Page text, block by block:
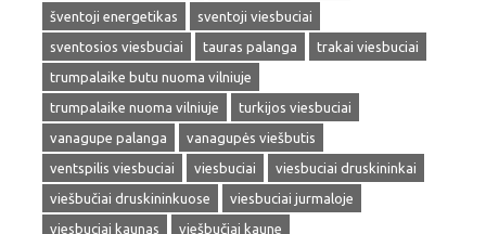
šventoji energetikas
sventoji viesbuciai
sventosios viesbuciai
tauras palanga
trakai viesbuciai
trumpalaike butu nuoma vilniuje
trumpalaike nuoma vilniuje
turkijos viesbuciai
vanagupe palanga
vanagupės viešbutis
ventspilis viesbuciai
viesbuciai
viesbuciai druskininkai
viešbučiai druskininkuose
viesbuciai jurmaloje
viesbuciai kaunas
viešbučiai kaune